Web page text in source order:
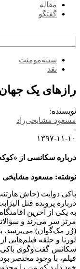
مقاله
گفتگو
سینه‌مومنت
نقد
رازهای یک
نویسنده:
مسعود مشایخی‌راد
-
۱۳۹۷-۱۱-۱۰
درباره سکانسی از
نوشته: مسعود مشایخی
باکی دوایت (جاش
درباره پرونده قتل
به یکی از آخرین
مرتز سر می‌زند و
(رُز مک‌گوان) می‌پرسد.
لورنا و حلقه فیلم‌هایی
سکانس گفت‌وگوی باکی
فیلم، با وجود مختصر